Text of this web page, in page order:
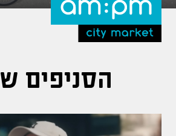
הסניפים